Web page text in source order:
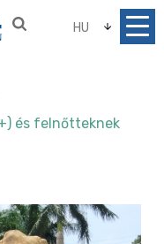
HU
és felnőtteknek